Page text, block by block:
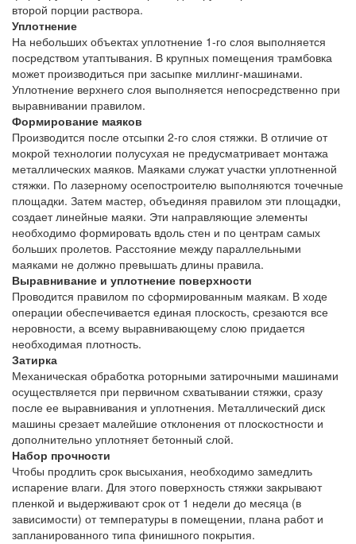
второй порции раствора.
Уплотнение
На небольших объектах уплотнение 1-го слоя выполняется
посредством утаптывания. В крупных помещения трамбовка
может производиться при засыпке миллинг-машинами.
Уплотнение верхнего слоя выполняется непосредственно при
выравнивании правилом.
Формирование маяков
Производится после отсыпки 2-го слоя стяжки. В отличие от
мокрой технологии полусухая не предусматривает монтажа
металлических маяков. Маяками служат участки уплотненной
стяжки. По лазерному осепостроителю выполняются точечные
площадки. Затем мастер, объединяя правилом эти площадки,
создает линейные маяки. Эти направляющие элементы
необходимо формировать вдоль стен и по центрам самых
больших пролетов. Расстояние между параллельными
маяками не должно превышать длины правила.
Выравнивание и уплотнение поверхности
Проводится правилом по сформированным маякам. В ходе
операции обеспечивается единая плоскость, срезаются все
неровности, а всему выравнивающему слою придается
необходимая плотность.
Затирка
Механическая обработка роторными затирочными машинами
осуществляется при первичном схватывании стяжки, сразу
после ее выравнивания и уплотнения. Металлический диск
машины срезает малейшие отклонения от плоскостности и
дополнительно уплотняет бетонный слой.
Набор прочности
Чтобы продлить срок высыхания, необходимо замедлить
испарение влаги. Для этого поверхность стяжки закрывают
пленкой и выдерживают срок от 1 недели до месяца (в
зависимости) от температуры в помещении, плана работ и
запланированного типа финишного покрытия.